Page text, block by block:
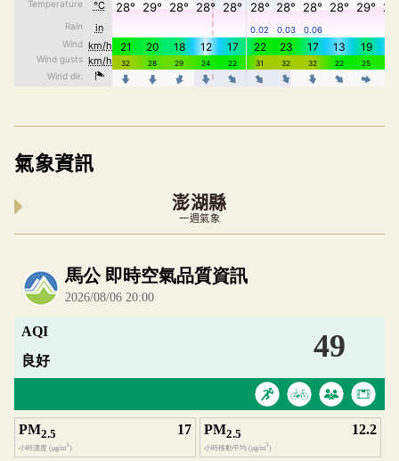
氣象資訊
澎湖縣
一週氣象
內嵌空氣品質小工具為視覺預覽，完整即時空